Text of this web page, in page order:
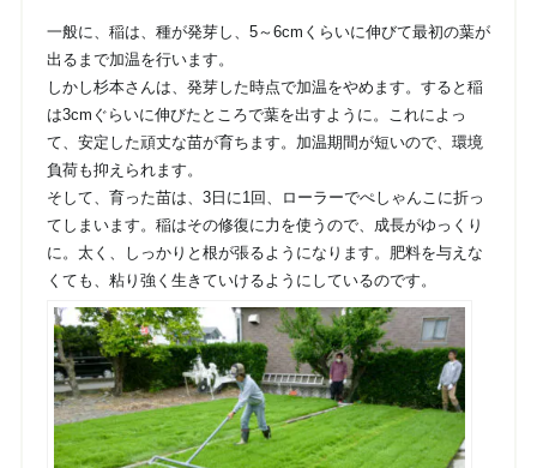
一般に、稲は、種が発芽し、5～6cmくらいに伸びて最初の葉が
出るまで加温を行います。
しかし杉本さんは、発芽した時点で加温をやめます。すると稲
は3cmぐらいに伸びたところで葉を出すように。これによっ
て、安定した頑丈な苗が育ちます。加温期間が短いので、環境
負荷も抑えられます。
そして、育った苗は、3日に1回、ローラーでぺしゃんこに折っ
てしまいます。稲はその修復に力を使うので、成長がゆっくり
に。太く、しっかりと根が張るようになります。肥料を与えな
くても、粘り強く生きていけるようにしているのです。